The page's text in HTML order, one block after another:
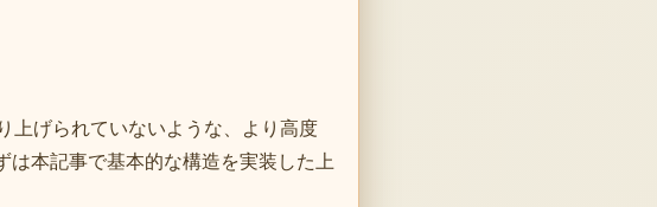
上げられていないような、より高度
本記事で基本的な構造を実装した上